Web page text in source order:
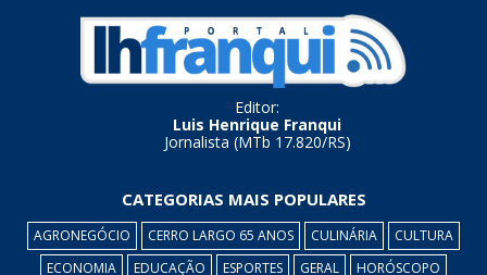
Editor:
Luis Henrique Franqui
Jornalista (MTb 17.820/RS)
CATEGORIAS MAIS POPULARES
AGRONEGÓCIO CERRO LARGO 65 ANOS CULINÁRIA
CULTURA
ECONOMIA
EDUCAÇÃO ESPORTES GERAL
HORÓSCOPO